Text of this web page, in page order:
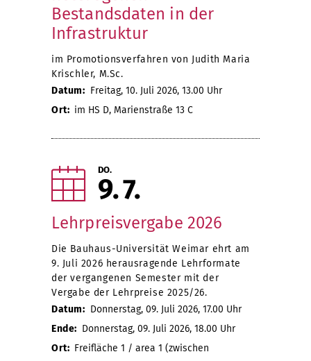
Bestandsdaten in der
Infrastruktur
im Promotionsverfahren von Judith Maria
Krischler, M.Sc.
Datum: Freitag, 10. Juli 2026, 13.00 Uhr
Ort: im HS D, Marienstraße 13 C
DO.
9 7
Lehrpreisvergabe 2026
Die Bauhaus-Universität Weimar ehrt am
9. Juli 2026 herausragende Lehrformate
der vergangenen Semester mit der
Vergabe der Lehrpreise 2025/26.
Datum: Donnerstag, 09. Juli 2026, 17.00 Uhr
Ende: Donnerstag, 09. Juli 2026, 18.00 Uhr
Ort: Freifläche 1 / area 1 (zwischen